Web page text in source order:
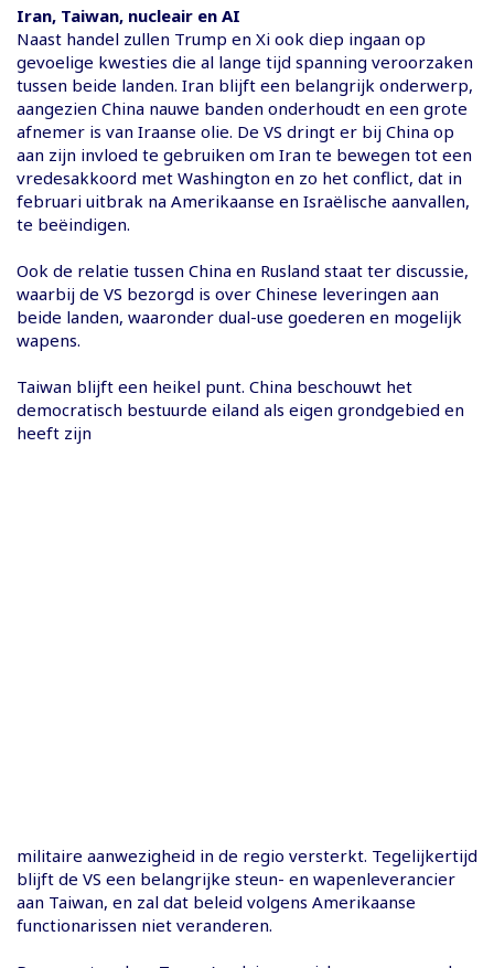
Iran, Taiwan, nucleair en AI
Naast handel zullen Trump en Xi ook diep ingaan op
gevoelige kwesties die al lange tijd spanning veroorzaken
tussen beide landen. Iran blijft een belangrijk onderwerp,
aangezien China nauwe banden onderhoudt en een grote
afnemer is van Iraanse olie. De VS dringt er bij China op
aan zijn invloed te gebruiken om Iran te bewegen tot een
vredesakkoord met Washington en zo het conflict, dat in
februari uitbrak na Amerikaanse en Israëlische aanvallen,
te beëindigen.
Ook de relatie tussen China en Rusland staat ter discussie,
waarbij de VS bezorgd is over Chinese leveringen aan
beide landen, waaronder dual-use goederen en mogelijk
wapens.
Taiwan blijft een heikel punt. China beschouwt het
democratisch bestuurde eiland als eigen grondgebied en
heeft zijn
militaire aanwezigheid in de regio versterkt. Tegelijkertijd
blijft de VS een belangrijke steun- en wapenleverancier
aan Taiwan, en zal dat beleid volgens Amerikaanse
functionarissen niet veranderen.